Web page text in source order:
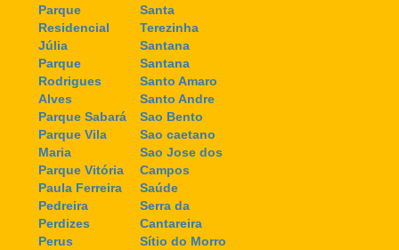
Parque
Residencial
Júlia
Parque
Rodrigues
Alves
Parque Sabará
Parque Vila
Maria
Parque Vitória
Paula Ferreira
Pedreira
Perdizes
Perus
Santa
Terezinha
Santana
Santana
Santo Amaro
Santo Andre
Sao Bento
Sao caetano
Sao Jose dos
Campos
Saúde
Serra da
Cantareira
Sítio do Morro